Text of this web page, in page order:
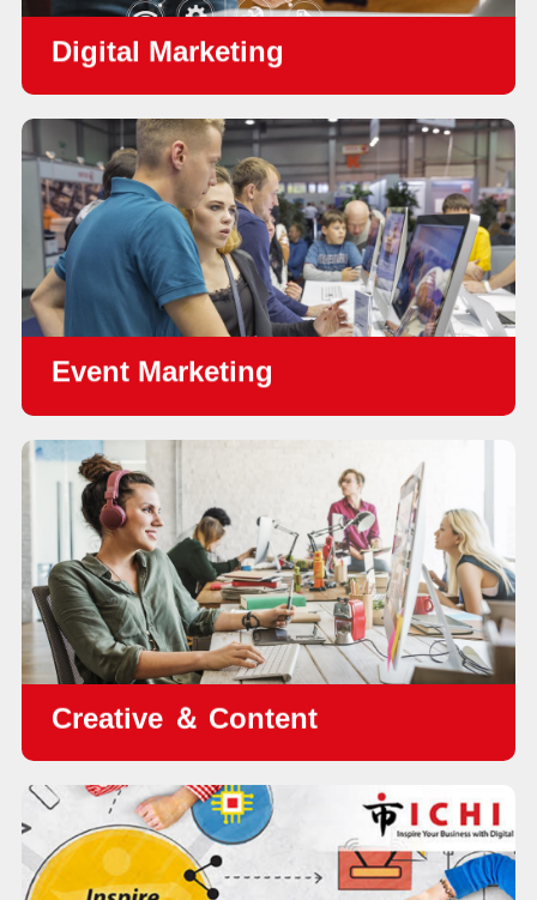
Digital Marketing
ソーシャルメディアマーケティング
•SEOサービス
•デジタル広告(Facebook, Google, LinkedIn)
•インバウンドマーケティング
Event Marketing
•Webinar収録・配信・事務局
• セミナー運営・事務局
オンラインイベント
•
リードジェネレーション
Creative ＆ Content
•
ブログコンテンツ
Facebookコンテンツ
•LinkedInコンテンツ
•デジタル広告